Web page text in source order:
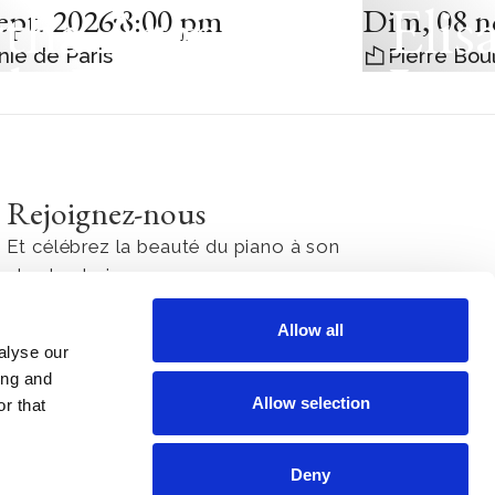
our
and
that
Allow all
Allow selection
Deny
Argerich
Bar-Shai /
20268:00 pm
de Paris
Dim, 08
Pierre
Rejoignez-nous
Et célébrez la beauté du piano à son
plus haut niveau
J'accepte la Politique de confidentialité